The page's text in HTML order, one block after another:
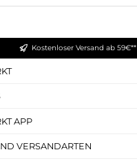
Kostenloser Versand ab 59€**
APP
VERSANDARTEN